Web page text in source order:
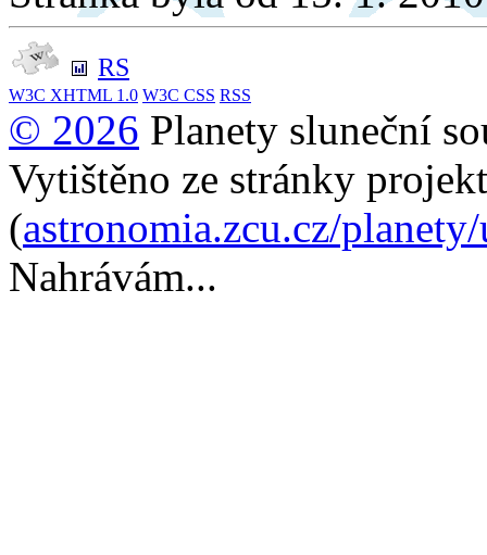
RS
W3C XHTML 1.0 W3C CSS RSS
© 2026 Planety sluneční
Vytištěno ze stránky
(astronomia.zcu.cz/
Nahrávám...